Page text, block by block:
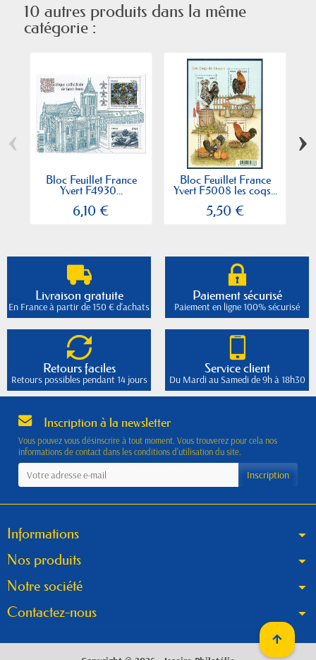
10 autres produits dans la même
catégorie :
Bloc Feuillet France
Yvert F4930...
6,10 €
Bloc Feuillet France
Yvert F5008 les coqs...
5,50 €
‹ ›
Livraison gratuite
En France à partir de 150 € d'achats
Paiement sécurisé
Paiement en ligne 100% sécurisé
Retours faciles
Retours possibles pendant 14 jours
Service client
Du Mardi au Samedi de 9h à 18h30
Inscription à la newsletter
Vous pouvez vous désinscrire à tout moment. Vous trouverez pour cela nos
informations de contact dans les conditions d'utilisation du site.
Informations
Nos produits
Notre société
Contactez-nous